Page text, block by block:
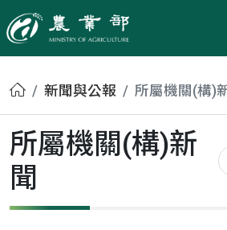
農業部
首頁新聞與公報 所屬機關(構)
所屬機關(構)新
聞